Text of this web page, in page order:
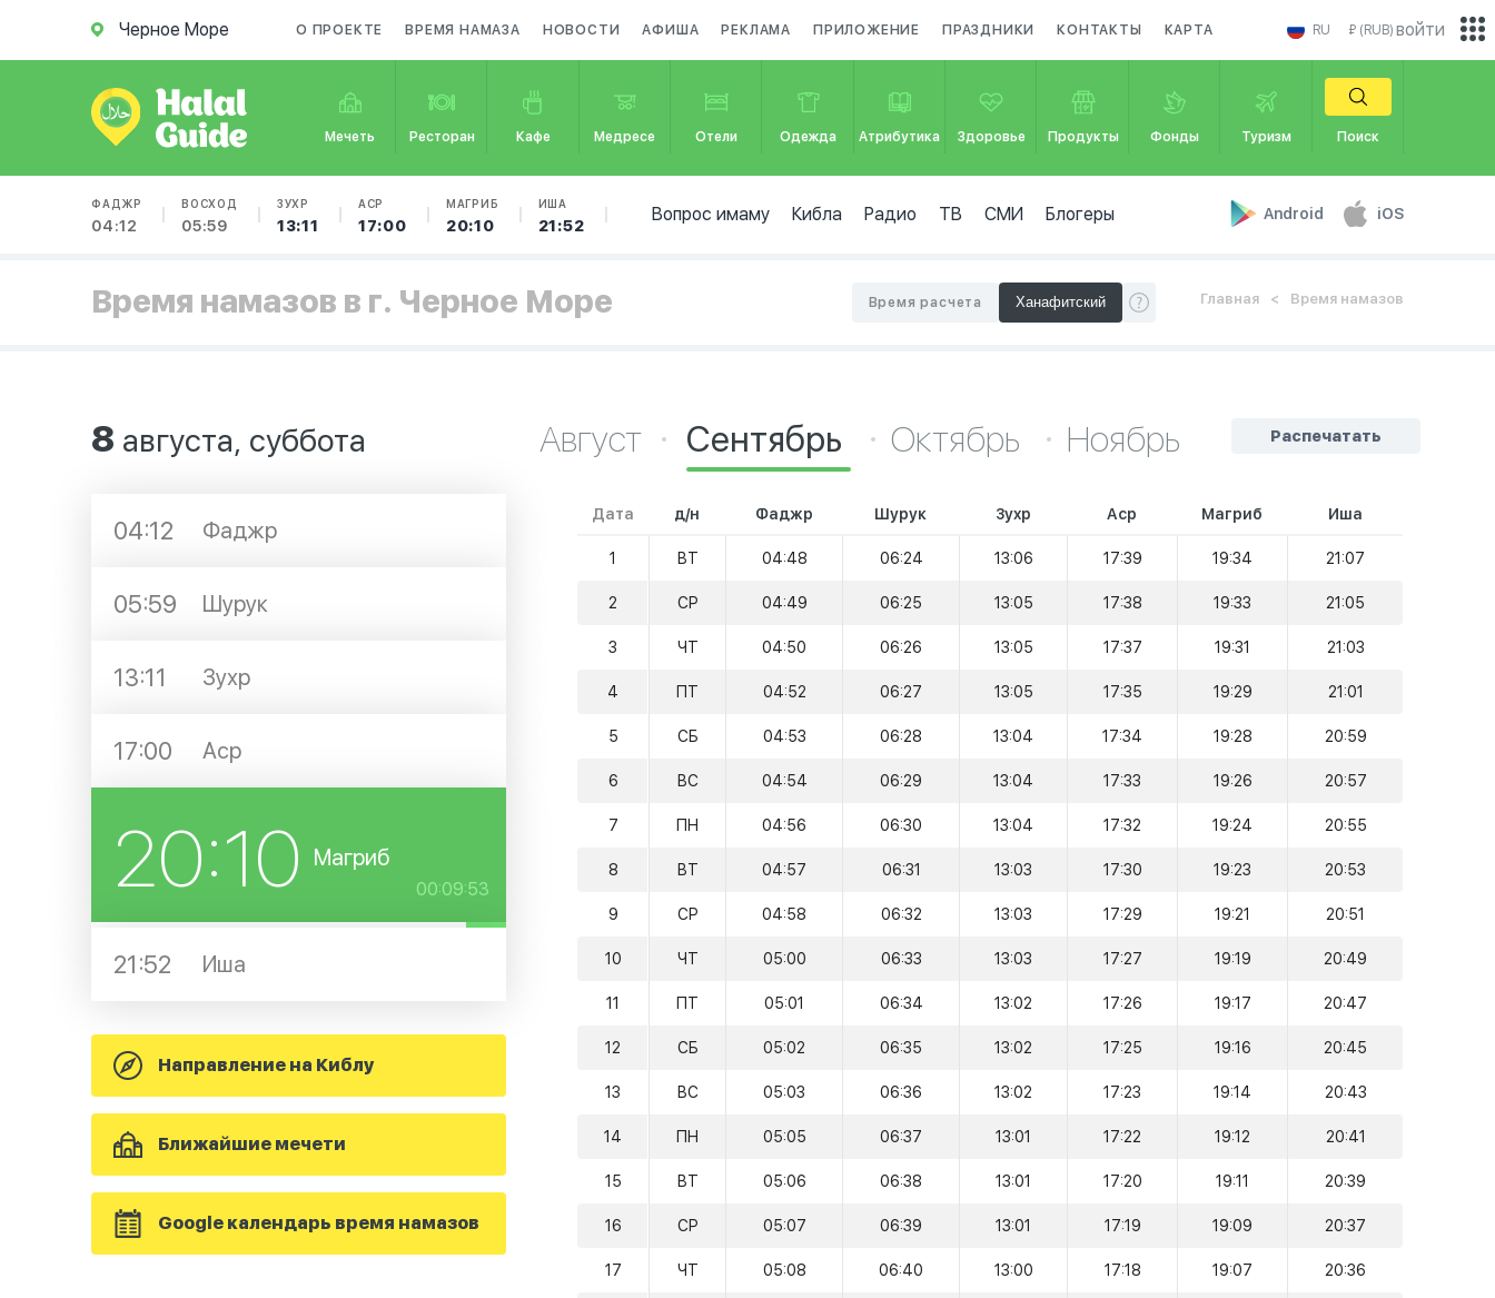
Черное Море О ПРОЕКТЕ ВРЕМЯ НАМАЗА НОВОСТИ АФИША РЕКЛАМА ПРИЛОЖЕНИЕ ПРАЗДНИКИ КОНТАКТЫ КАРТА RU ₽ (RUB)
Мечеть Ресторан Кафе Медресе Отели Одежда Атрибутика Здоровье Продукты Фонды Туризм Поиск
ФАДЖР
04:12
ВОСХОД
05:59
ЗУХР
13:11
АСР
17:00
МАГРИБ
20:10
ИША
21:52
Вопрос имаму Кибла Радио ТВ СМИ Блогеры Android iOS
войти
Время намазов в г. Черное Море Главная Время намазов
Время расчета
8 августа, суббота
04:12 Фаджр
05:59 Шурук
13:11 Зухр
17:00 Аср
20:10 Магриб
00:09:53
21:52 Иша
Направление на Киблу
Ближайшие мечети
Google календарь время намазов
Распечатать
Август Сентябрь Октябрь Ноябрь
Дата д/н Фаджр Шурук Зухр Аср Магриб Иша
1 ВТ 04:48 06:24 13:06 17:39 19:34 21:07
2 СР 04:49 06:25 13:05 17:38 19:33 21:05
3 ЧТ 04:50 06:26 13:05 17:37 19:31 21:03
4 ПТ 04:52 06:27 13:05 17:35 19:29 21:01
5 СБ 04:53 06:28 13:04 17:34 19:28 20:59
6 ВС 04:54 06:29 13:04 17:33 19:26 20:57
7 ПН 04:56 06:30 13:04 17:32 19:24 20:55
8 ВТ 04:57 06:31 13:03 17:30 19:23 20:53
9 СР 04:58 06:32 13:03 17:29 19:21 20:51
10 ЧТ 05:00 06:33 13:03 17:27 19:19 20:49
11 ПТ 05:01 06:34 13:02 17:26 19:17 20:47
12 СБ 05:02 06:35 13:02 17:25 19:16 20:45
13 ВС 05:03 06:36 13:02 17:23 19:14 20:43
14 ПН 05:05 06:37 13:01 17:22 19:12 20:41
15 ВТ 05:06 06:38 13:01 17:20 19:11 20:39
16 СР 05:07 06:39 13:01 17:19 19:09 20:37
17 ЧТ 05:08 06:40 13:00 17:18 19:07 20:36